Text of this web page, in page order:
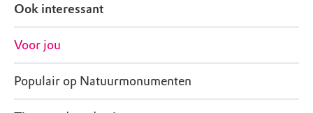
Ook interessant
Voor jou
Populair op Natuurmonumenten